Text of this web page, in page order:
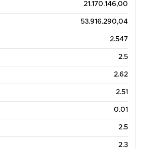
21.170.146,00
53.916.290,04
2.547
2.5
2.62
2.51
0.01
2.5
2.3